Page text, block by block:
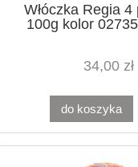
Włóczka Regia 4
100g kolor
34,00 zł
do koszyka